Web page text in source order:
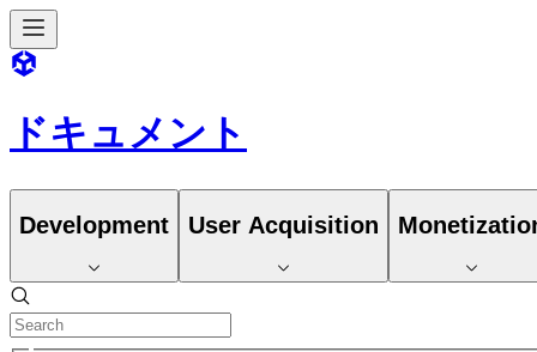
ドキュメント
Development User Acquisition